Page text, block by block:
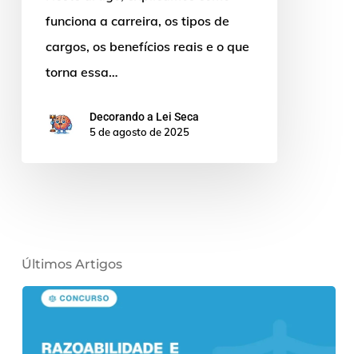
funciona a carreira, os tipos de
cargos, os benefícios reais e o que
torna essa…
Decorando a Lei Seca
5 de agosto de 2025
Últimos Artigos